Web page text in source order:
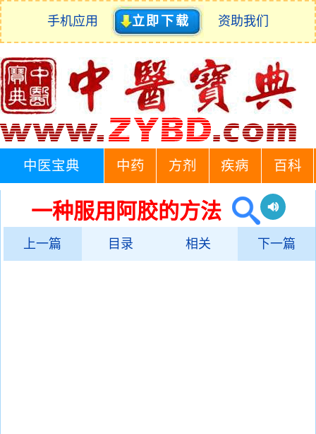
手机应用 立即下载 资助我们
中医宝典 中药 方剂 疾病 百科
一种服用阿胶的方法
上一篇 目录 相关 下一篇